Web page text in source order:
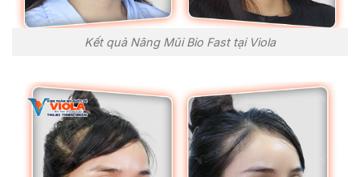
Kết quả Nâng Mũi Bio Fast tại Viola